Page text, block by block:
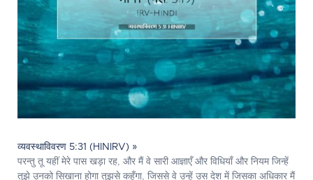
व्यवस्थाविवरण 5:31 (HINIRV) »
परन्तु तू यहीं मेरे पास खड़ा रह, और मैं वे सारी आज्ञाएँ और विधियाँ और नियम जिन्हें
तुझे उनको सिखाना होगा तुझसे कहूँगा, जिससे वे उन्हें उस देश में जिसका अधिकार मैं